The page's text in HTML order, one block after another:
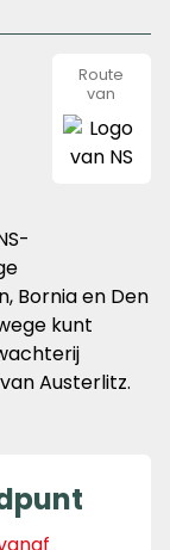
Route
van
Bornia en Den
kunt
Austerlitz.